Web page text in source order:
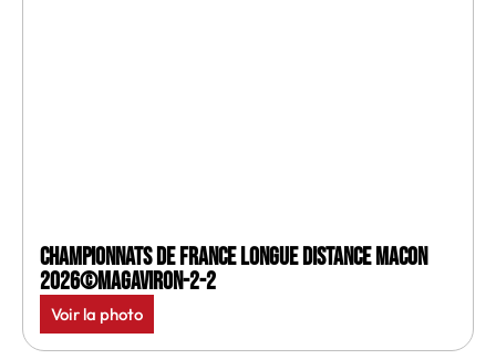
Championnats de France longue distance Macon
2026©MagAviron-2-2
Voir la photo